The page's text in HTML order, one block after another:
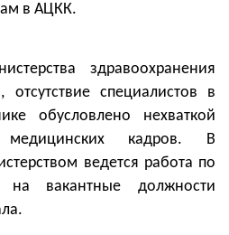
в АЦКК.
здравоохранения
отсутствие специалистов в
обусловлено нехваткой
медицинских кадров. В
ведется работа по
на вакантные должности